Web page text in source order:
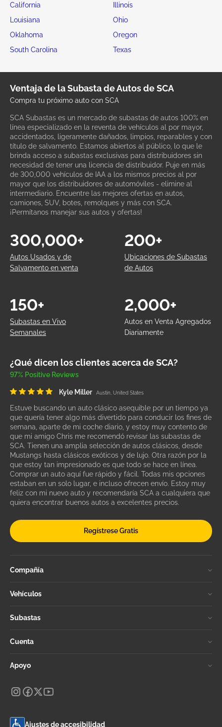
California
Illinois
Louisiana
Ohio
Oklahoma
Oregon
South Carolina
Texas
Ventaja de la Subasta de Autos de SCA
Compra tu próximo auto con SCA
SCA Subastas es un mercado de subastas de autos 100% en
línea especializado en la reventa de vehículos al por mayor,
accidentados, ligeramente dañados, limpios, reparables y con
título de salvamento. Estamos abiertos al público, lo que le
brinda acceso a subastas exclusivas para distribuidores sin
necesidad de tener una licencia de distribuidor. Puje en más
de 300,000 vehículos de IAA a los mismos precios al por
mayor que los distribuidores de automóviles - elimine al
intermediario. Encuentre las mejores ofertas en autos,
camiones, SUV, botes, remolques y más con SCA.
¡Permítanos manejar sus autos y ofertas!
Autos Usados y de
Salvamento en venta
300,000+
Ubicaciones de Subastas
de Autos
200+
Subastas en Vivo
Semanales
150+
Autos en Venta Agregados
Diariamente
2,000+
¿Qué dicen los clientes acerca de SCA?
97% Positive Reviews
Kyle Miller Austin, United States
Estuve buscando un auto clásico asequible por un tiempo ya
que quería tener algo más divertido para conducir los fines de
semana, aparte de mi coche diario, y estoy muy contento de
que mi amigo Chris me recomendó revisar las subastas de
SCA. Tienen una amplia selección de autos clásicos, desde
Mustangs hasta clásicos exóticos y de lujo. Otra razón por la
que estoy tan impresionado es que todo se hace en línea.
Comprar un auto aquí fue rápido y fácil. Todas mis opciones
estaban en un solo lugar, e incluso ofrecen envío. Estoy muy
feliz con mi nuevo auto y recomendaría SCA a cualquiera que
quiera encontrar buenos autos a excelentes precios.
Regístrese Gratis
Compañía
Vehículos
Subastas
Cuenta
Apoyo
Ajustes de accesibilidad